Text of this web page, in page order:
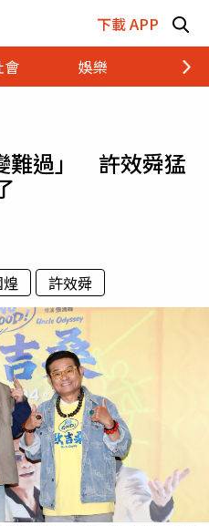
下載 APP
會 娛樂 財經
難過」 許效舜猛
許效舜